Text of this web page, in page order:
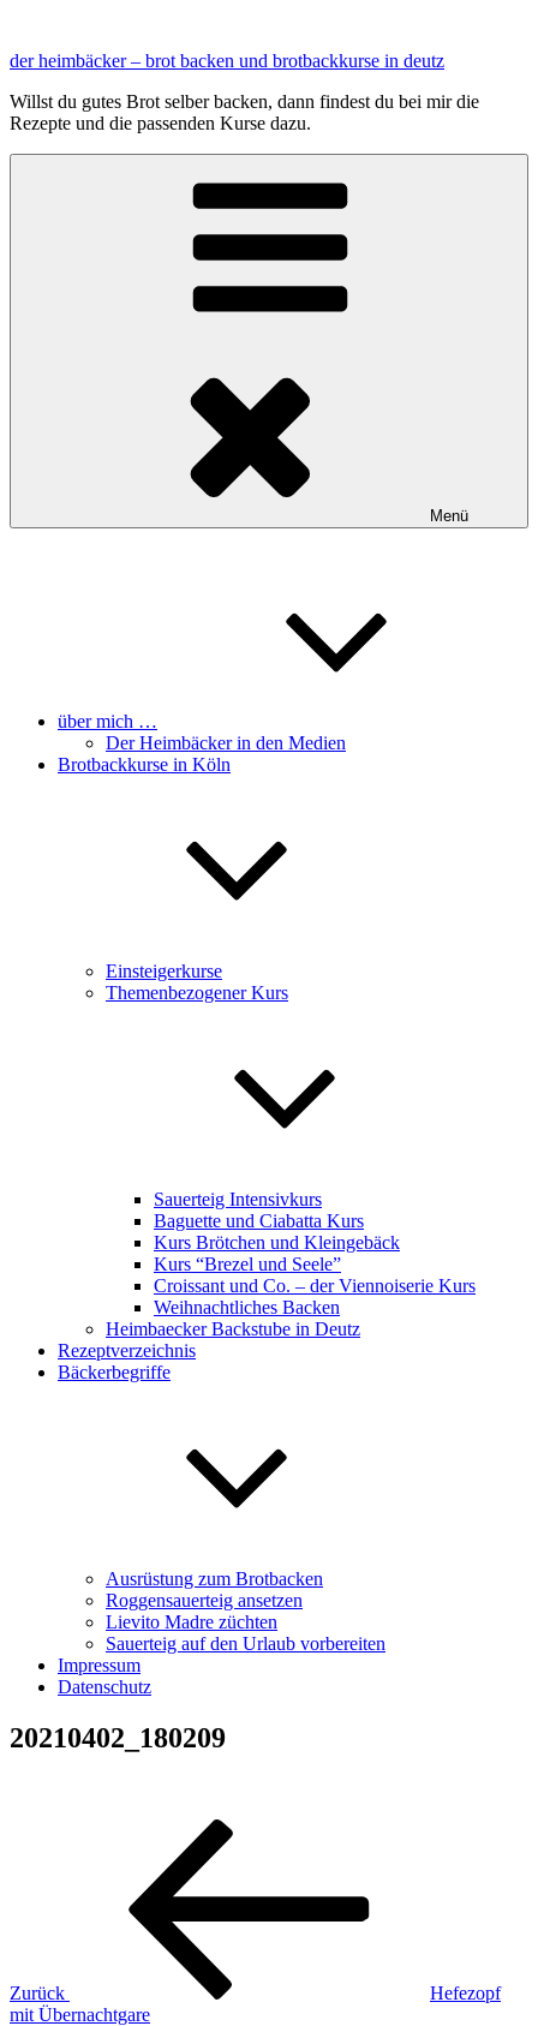
springen
der heimbäcker – brot backen und brotbackkurse in deutz
Willst du gutes Brot selber backen, dann findest du bei mir die
Rezepte und die passenden Kurse dazu.
Menü
über mich …
Der Heimbäcker in den Medien
Brotbackkurse in Köln
Einsteigerkurse
Themenbezogener Kurs
Sauerteig Intensivkurs
Baguette und Ciabatta Kurs
Kurs Brötchen und Kleingebäck
Kurs “Brezel und Seele”
Croissant und Co. – der Viennoiserie Kurs
Weihnachtliches Backen
Heimbaecker Backstube in Deutz
Rezeptverzeichnis
Bäckerbegriffe
Ausrüstung zum Brotbacken
Roggensauerteig ansetzen
Lievito Madre züchten
Sauerteig auf den Urlaub vorbereiten
Impressum
Datenschutz
20210402_180209
Beitragsnavigation
Zurück
Hefezopf
mit Übernachtgare